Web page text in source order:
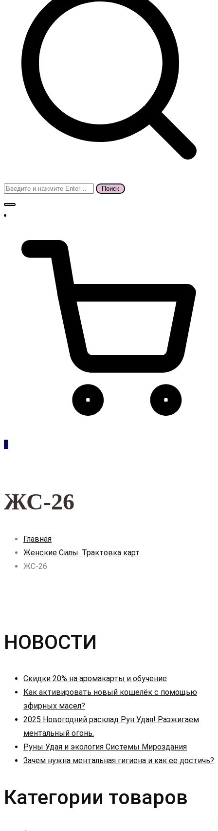
Поиск
для:
0
ЖС-26
Главная
Женские Силы. Трактовка карт
ЖС-26
НОВОСТИ
Скидки 20% на аромакарты и обучение
Как активировать новый кошелёк с помощью
эфирных масел?
2025 Новогодний расклад Рун Удая! Разжигаем
ментальный огонь.
Руны Удая и экология Системы Мироздания
Зачем нужна ментальная гигиена и как ее достичь?
Категории товаров